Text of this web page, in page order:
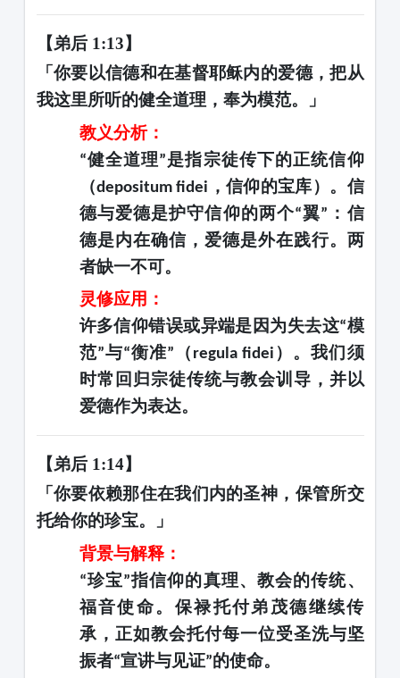
【弟后 1:13】
「你要以信德和在基督耶稣内的爱德，把从
我这里所听的健全道理，奉为模范。」
教义分析：
“健全道理”是指宗徒传下的正统信仰
（depositum fidei ，信仰的宝库）。信
德与爱德是护守信仰的两个“翼” ：信
德是内在确信，爱德是外在践行。两
者缺一不可。
灵修应用：
许多信仰错误或异端是因为失去这“模
范”与“衡准” （ regula fidei ）。我们须
时常回归宗徒传统与教会训导，并以
爱德作为表达。
【弟后 1:14】
「你要依赖那住在我们内的圣神，保管所交
托给你的珍宝。」
背景与解释：
“珍宝”指信仰的真理、教会的传统、
福音使命。保禄托付弟茂德继续传
承，正如教会托付每一位受圣洗与坚
振者“宣讲与见证”的使命。